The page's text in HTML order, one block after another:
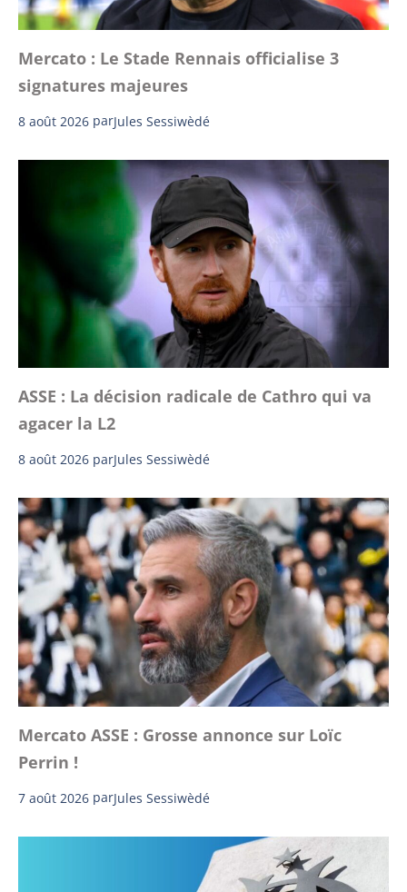
Mercato : Le Stade Rennais officialise 3
signatures majeures
8 août 2026 parJules Sessiwèdé
ASSE : La décision radicale de Cathro qui va
agacer la L2
8 août 2026 parJules Sessiwèdé
Mercato ASSE : Grosse annonce sur Loïc
Perrin !
7 août 2026 parJules Sessiwèdé